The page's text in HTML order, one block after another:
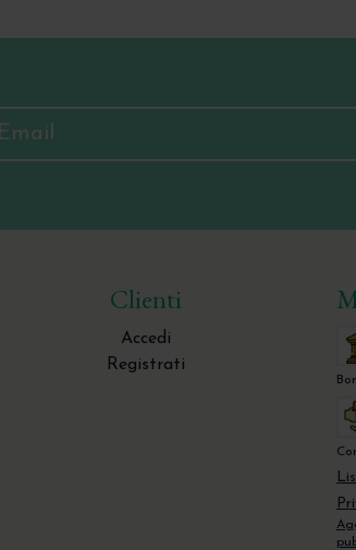
Clienti
Accedi
Registrati